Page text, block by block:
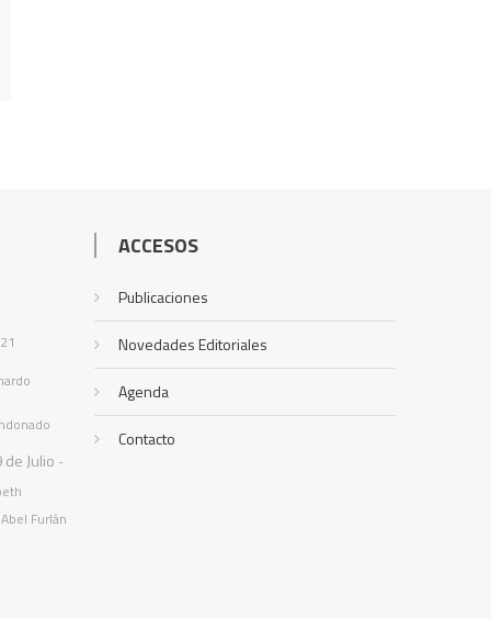
de Julio -
Abel Furlán
ACCESOS
Publicaciones
Novedades Editoriales
Agenda
Contacto